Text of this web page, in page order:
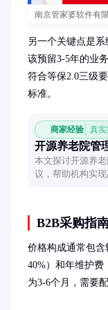
南京管家婆软件有
另一个关键点是
该预留3-5年的业
符合等保2.0三级
标准。
商家经验 真实
开源养老院管
本文探讨开源养
议，帮助机构实
B2B采购指
价格构成通常包含
40%）和年维护费
为3-6个月，需要